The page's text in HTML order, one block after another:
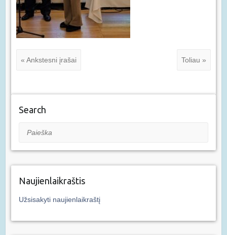
« Ankstesni įrašai Toliau »
Search
Paieška
Naujienlaikraštis
Užsisakyti naujienlaikraštį